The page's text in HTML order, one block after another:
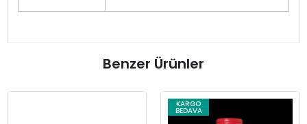
Benzer Ürünler
KARGO
BEDAVA